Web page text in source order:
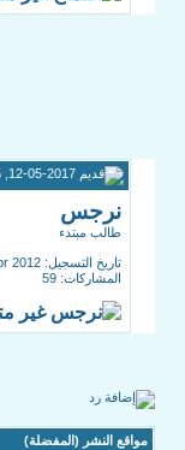
نرجس
طالب مبتدء
تاريخ التسجيل: Apr 2012
المشاركات: 59
مواقع النشر (المفضلة)